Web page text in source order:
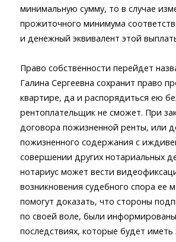
минимальную сумму, то в случае
прожиточного минимума
и денежный эквивалент этой
Право собственности перейдет
Галина Сергеевна сохранит право
квартире, да и распорядиться ею
рентоплательщик не сможет. При
договора пожизненной ренты, или
пожизненного содержания с
совершении других нотариальных
нотариус может вести
возникновения судебного спора ее
помогут доказать, что стороны
по своей воле, были
последствиях, которые будет иметь